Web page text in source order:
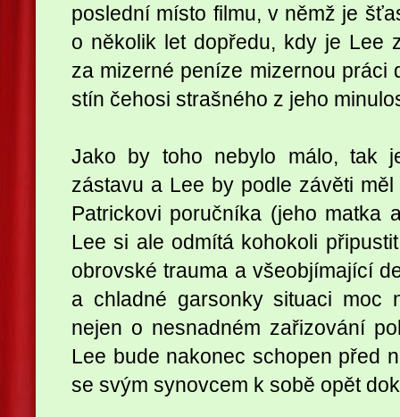
poslední místo filmu, v němž je
o několik let dopředu, kdy je Lee
za mizerné peníze mizernou práci
stín čehosi strašného z jeho
Jako by toho nebylo málo, tak
zástavu a Lee by podle závěti
Patrickovi poručníka (jeho matka
Lee si ale odmítá kohokoli
obrovské trauma a všeobjímající
a chladné garsonky situaci moc
nejen o nesnadném zařizování
Lee bude nakonec schopen před
se svým synovcem k sobě opět